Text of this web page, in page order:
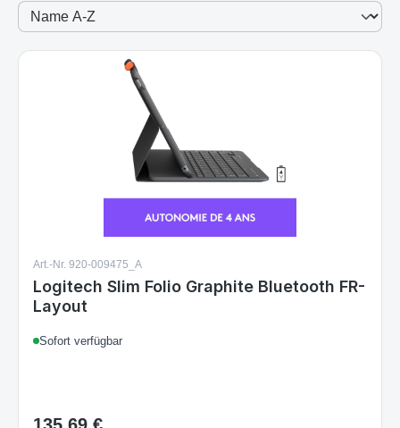
Art.-Nr. 920-009475_A
Logitech Slim Folio Graphite Bluetooth FR-
Layout
Sofort verfügbar
Regulärer Preis: